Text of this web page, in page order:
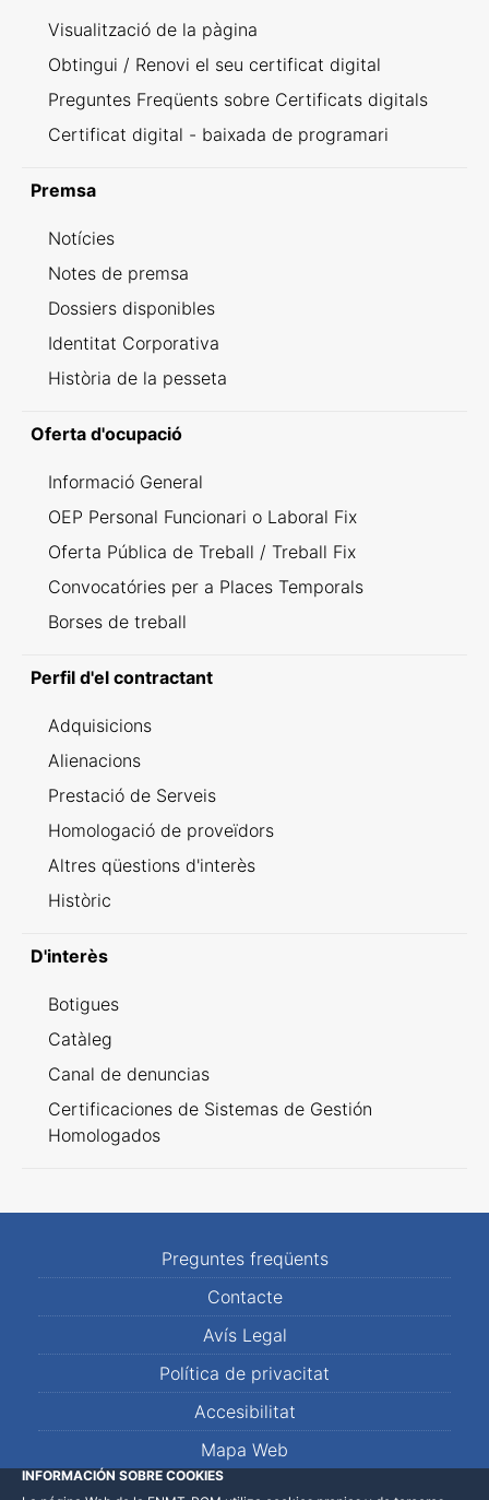
Visualització de la pàgina
Obtingui / Renovi el seu certificat digital
Preguntes Freqüents sobre Certificats digitals
Certificat digital - baixada de programari
Premsa
Notícies
Notes de premsa
Dossiers disponibles
Identitat Corporativa
Història de la pesseta
Oferta d'ocupació
Informació General
OEP Personal Funcionari o Laboral Fix
Oferta Pública de Treball / Treball Fix
Convocatóries per a Places Temporals
Borses de treball
Perfil d'el contractant
Adquisicions
Alienacions
Prestació de Serveis
Homologació de proveïdors
Altres qüestions d'interès
Històric
D'interès
Botigues
Catàleg
Canal de denuncias
Certificaciones de Sistemas de Gestión
Homologados
Preguntes freqüents
Contacte
Avís Legal
Política de privacitat
Accesibilitat
Mapa Web
INFORMACIÓN SOBRE COOKIES